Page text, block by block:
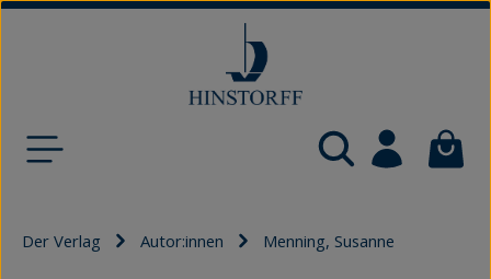
Der Verlag Autor:innen Menning, Susanne